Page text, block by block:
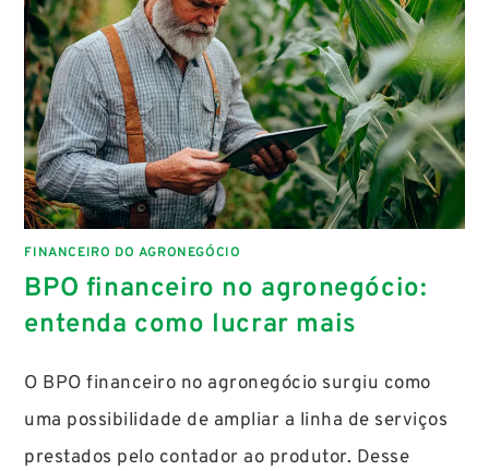
FINANCEIRO DO AGRONEGÓCIO
BPO financeiro no agronegócio:
entenda como lucrar mais
O BPO financeiro no agronegócio surgiu como
uma possibilidade de ampliar a linha de serviços
prestados pelo contador ao produtor. Desse